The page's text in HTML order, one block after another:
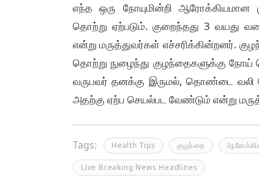
எந்த ஒரு நோயுமின்றி ஆரோக்கியமான
தொற்று ஏற்படும். குறைந்தது 3
என்று மருத்துவர்கள் எச்சரிக்கின்றனர்.
தொற்று நுழைந்து குழந்தைகளுக்கு
வருபவர் தனக்கு இருமல், தொண்டை வலி
அதற்கு ஏற்ப செயல்பட வேண்டும் என்று
Tags: Health Tips குழந்தை
Live Breaking News Headlines